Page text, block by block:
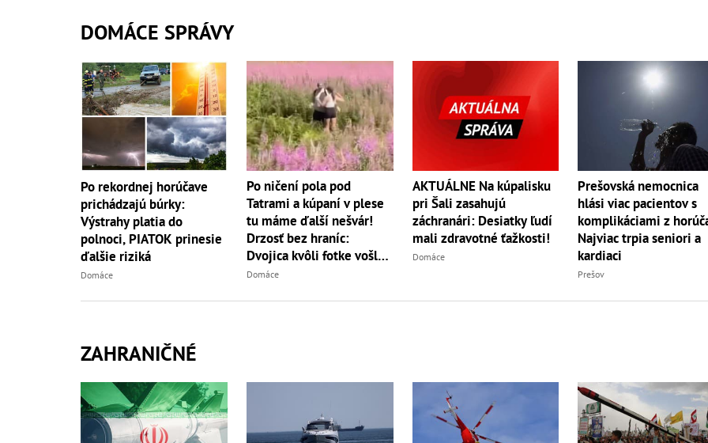
DOMÁCE SPRÁVY
Po rekordnej horúčave
prichádzajú búrky:
Výstrahy platia do
polnoci, PIATOK prinesie
ďalšie riziká
Domáce
Po ničení pola pod
Tatrami a kúpaní v plese
tu máme ďalší nešvár!
Drzosť bez hraníc:
Dvojica kvôli fotke vošla
do...
Domáce
AKTUÁLNE Na kúpalisku
pri Šali zasahujú
záchranári: Desiatky ľudí
mali zdravotné ťažkosti!
Domáce
Prešovská nemocnica
hlási viac pacientov s
komplikáciami z
Najviac trpia seniori a
kardiaci
Prešov
ZAHRANIČNÉ